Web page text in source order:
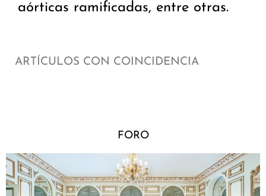
aórticas ramificadas, entre otras.
ARTÍCULOS CON COINCIDENCIA
FORO